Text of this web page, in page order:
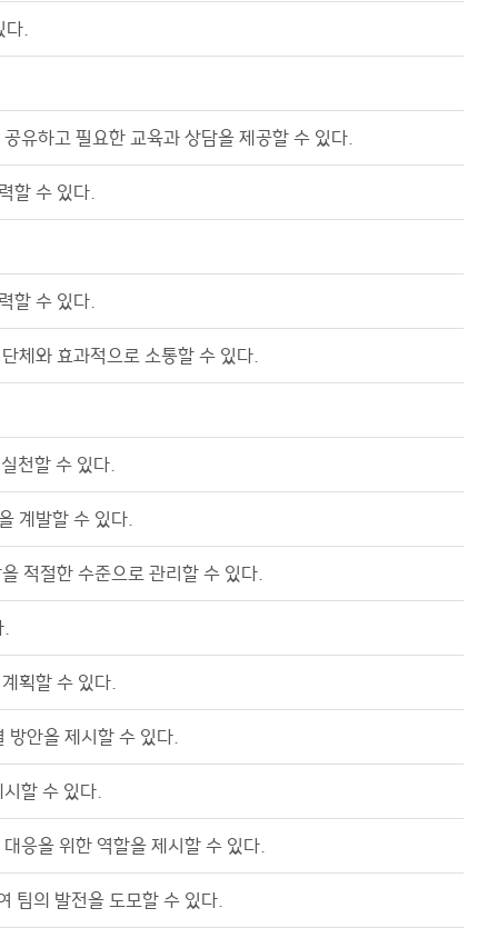
다.
유하고 필요한 교육과 상담을 제공할 수 있다.
할 수 있다.
할 수 있다.
체와 효과적으로 소통할 수 있다.
천할 수 있다.
계발할 수 있다.
적절한 수준으로 관리할 수 있다.
.
획할 수 있다.
안을 제시할 수 있다.
할 수 있다.
응을 위한 역할을 제시할 수 있다.
팀의 발전을 도모할 수 있다.